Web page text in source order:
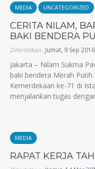
MEDIA UNCATEGORIZED
CERITA NILAM,
BAKI BENDERA
Diterbitkan :Jumat, 9 Sep 2016
Jakarta – Nilam Sukma
baki bendera Merah
Kemerdekaan ke-71 di
menjalankan tugas
MEDIA
RAPAT KERJA